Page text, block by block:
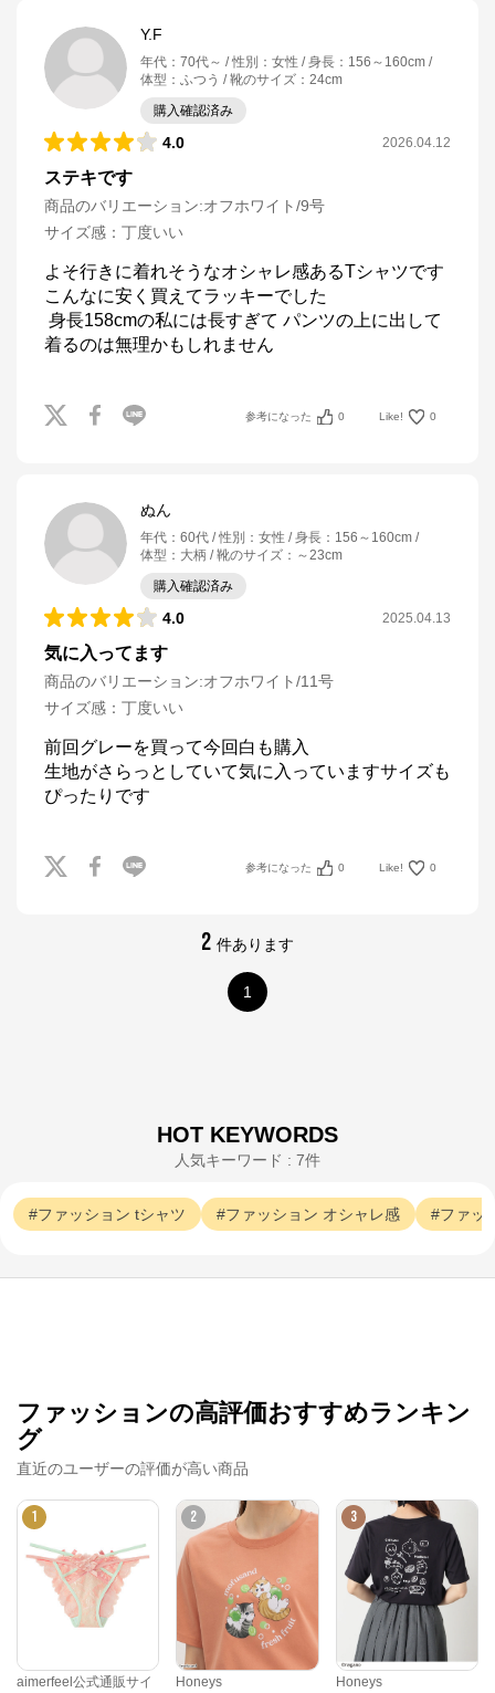
Y.F
年代 ： 70代～ 性別 ： 女性 身長 ： 156～160cm
体型 ： ふつう 靴のサイズ ： 24cm
購入確認済み
4.0 2026.04.12
ステキです
商品のバリエーション:オフホワイト/9号
サイズ感 ： 丁度いい
よそ行きに着れそうなオシャレ感あるTシャツです
こんなに安く買えてラッキーでした
着るのは無理かもしれません
参考になった 0 Like! 0
ぬん
年代 ： 60代 性別 ： 女性 身長 ： 156～160cm
体型 ： 大柄 靴のサイズ ： ～23cm
購入確認済み
4.0 2025.04.13
気に入ってます
商品のバリエーション:オフホワイト/11号
サイズ感 ： 丁度いい
前回グレーを買って今回白も購入
生地がさらっとしていて気に入っていますサイズも
ぴったりです
参考になった 0 Like! 0
2 件あります
1
HOT KEYWORDS
人気キーワード : 7件
ファッション tシャツ ファッション オシャレ感 ファッ
ファッションの高評価おすすめランキン
グ
直近のユーザーの評価が高い商品
1
aimerfeel公式通販サイ
2
Honeys
3
Honeys